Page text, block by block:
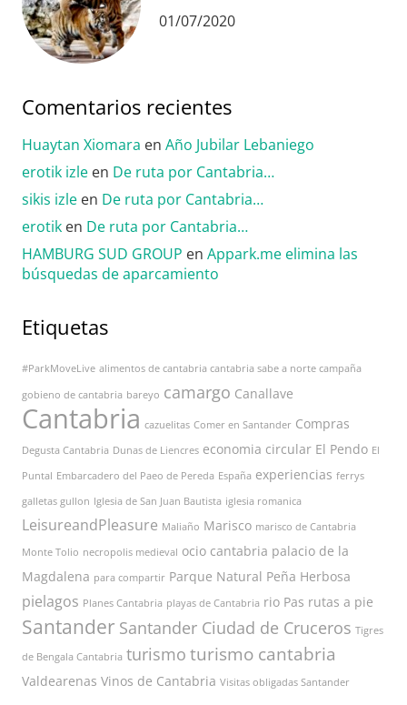
01/07/2020
Comentarios recientes
Huaytan Xiomara en Año Jubilar Lebaniego
erotik izle en De ruta por Cantabria…
sikis izle en De ruta por Cantabria…
erotik en De ruta por Cantabria…
HAMBURG SUD GROUP en Appark.me elimina las
búsquedas de aparcamiento
Etiquetas
#ParkMoveLive alimentos de cantabria cantabria sabe a norte campaña
gobieno de cantabria bareyo camargo Canallave
Cantabria cazuelitas Comer en Santander Compras
Degusta Cantabria Dunas de Liencres economia circular El Pendo El
Puntal Embarcadero del Paeo de Pereda España experiencias ferrys
galletas gullon Iglesia de San Juan Bautista iglesia romanica
LeisureandPleasure Maliaño Marisco marisco de Cantabria
Monte Tolio necropolis medieval ocio cantabria palacio de la
Magdalena para compartir Parque Natural Peña Herbosa
pielagos Planes Cantabria playas de Cantabria rio Pas rutas a pie
Santander Santander Ciudad de Cruceros Tigres
de Bengala Cantabria turismo turismo cantabria
Valdearenas Vinos de Cantabria Visitas obligadas Santander